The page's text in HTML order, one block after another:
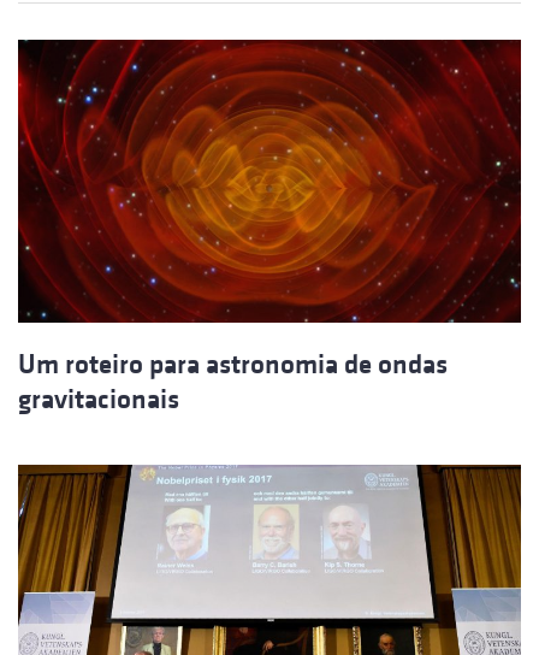
Um roteiro para astronomia de ondas
gravitacionais